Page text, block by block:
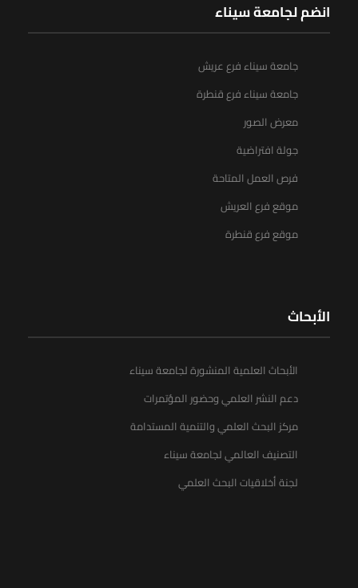
انضم لجامعة سيناء
جامعة سيناء فرع عريش
جامعة سيناء فرع قنطرة
معرض الصور
جولة افتراضية
فرص العمل المتاحة
موقع فرع العريش
موقع فرع قنطرة
الأبحاث
الأبحاث العلمية المنشورة لجامعة سيناء
دعم النشر العلمي وحضور المؤتمرات
مركز البحث العلمي والتنمية المستدامة
التصنيف العالمي لجامعة سيناء
لجنة أخلاقيات البحث العلمي